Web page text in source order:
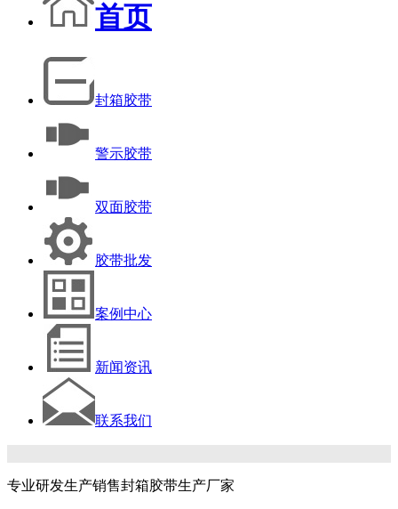
首页
封箱胶带
警示胶带
双面胶带
胶带批发
案例中心
新闻资讯
联系我们
专业研发生产销售封箱胶带生产厂家